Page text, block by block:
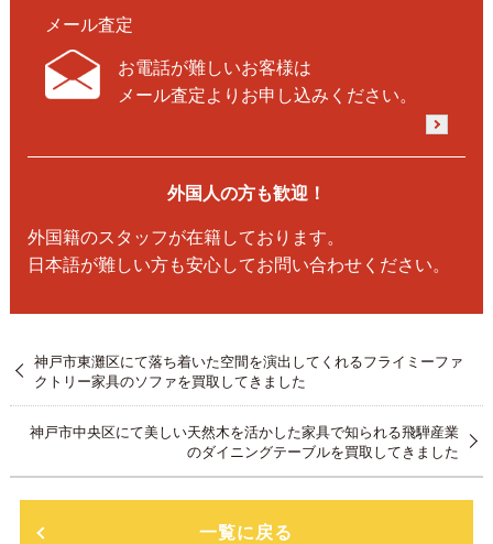
メール査定
お電話が難しいお客様は
メール査定よりお申し込みください。
外国人の方も歓迎！
外国籍のスタッフが在籍しております。
日本語が難しい方も安心してお問い合わせください。
神戸市東灘区にて落ち着いた空間を演出してくれるフライミーファ
クトリー家具のソファを買取してきました
神戸市中央区にて美しい天然木を活かした家具で知られる飛騨産業
のダイニングテーブルを買取してきました
一覧に戻る